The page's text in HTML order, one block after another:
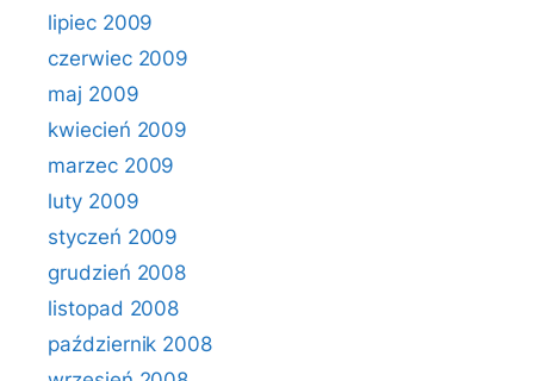
lipiec 2009
czerwiec 2009
maj 2009
kwiecień 2009
marzec 2009
luty 2009
styczeń 2009
grudzień 2008
listopad 2008
październik 2008